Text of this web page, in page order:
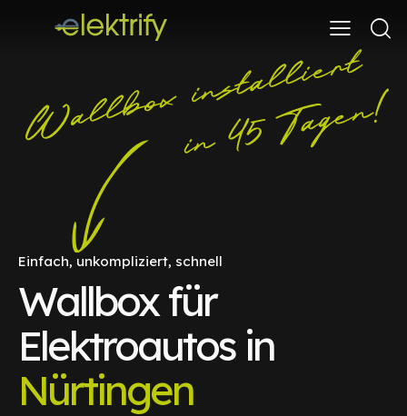
Einfach, unkompliziert, schnell
Wallbox für
Elektroautos in
Nürtingen